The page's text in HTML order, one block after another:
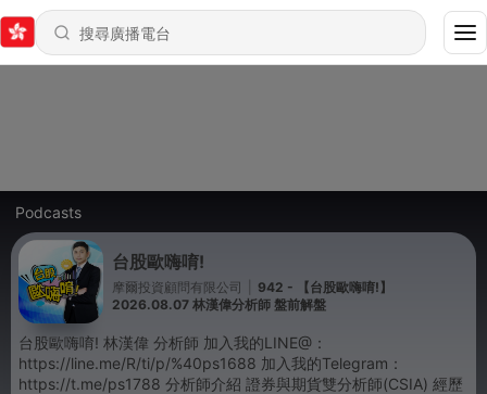
Podcasts
台股歐嗨唷!
摩爾投資顧問有限公司
942 - 【台股歐嗨唷!】
2026.08.07 林漢偉分析師 盤前解盤
台股歐嗨唷! 林漢偉 分析師 加入我的LINE@：
https://line.me/R/ti/p/%40ps1688 加入我的Telegram：
https://t.me/ps1788 分析師介紹 證券與期貨雙分析師(CSIA) 經歷